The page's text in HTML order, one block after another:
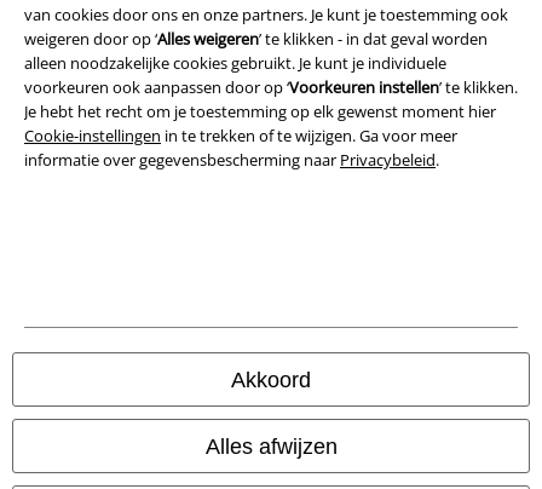
van cookies door ons en onze partners. Je kunt je toestemming ook
weigeren door op ‘Alles weigeren’ te klikken - in dat geval worden
alleen noodzakelijke cookies gebruikt. Je kunt je individuele
voorkeuren ook aanpassen door op ‘Voorkeuren instellen’ te klikken.
Je hebt het recht om je toestemming op elk gewenst moment hier
Cookie-instellingen in te trekken of te wijzigen. Ga voor meer
informatie over gegevensbescherming naar Privacybeleid.
Akkoord
Alles afwijzen
Bedrijfsgegevens
Privacyverklaring
Verklaring van conformiteit
Informatie over toegankelijkheid
© 1986-2026 Large Popmerchandising BV